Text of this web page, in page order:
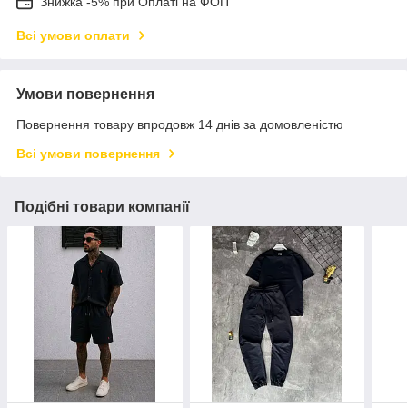
Всі умови оплати
Умови повернення
Повернення товару впродовж 14 днів за домовленістю
Всі умови повернення
Подібні товари компанії